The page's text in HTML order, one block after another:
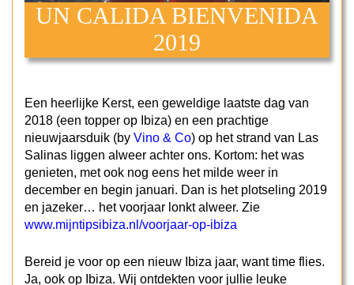
UN CALIDA BIENVENIDA
2019
Een heerlijke Kerst, een geweldige laatste dag van
2018 (een topper op Ibiza) en een prachtige
nieuwjaarsduik (by Vino & Co) op het strand van Las
Salinas liggen alweer achter ons. Kortom: het was
genieten, met ook nog eens het milde weer in
december en begin januari. Dan is het plotseling 2019
en jazeker… het voorjaar lonkt alweer. Zie
www.mijntipsibiza.nl/voorjaar-op-ibiza
Bereid je voor op een nieuw Ibiza jaar, want time flies.
Ja, ook op Ibiza. Wij ontdekten voor jullie leuke